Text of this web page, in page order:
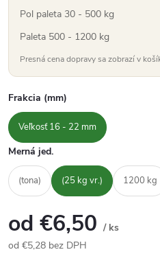
Pol paleta 30 - 500 kg
Paleta 500 - 1200 kg
Presná cena dopravy sa zobrazí v
Frakcia (mm)
Veľkosť 16 - 22 mm
Merná jed.
(tona) (25 kg vr.) 1200 kg
od €6,50 / ks
od €5,28 bez DPH